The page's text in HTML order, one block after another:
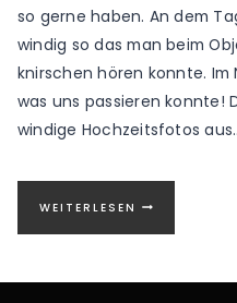
so gerne haben. An dem
windig so das man beim
knirschen hören konnte. Im
was uns passieren konnte!
windige Hochzeitsfotos
WEITERLESEN